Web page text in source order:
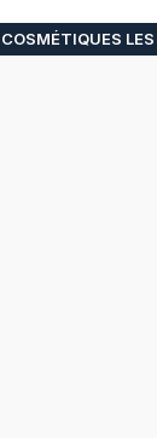
COSMÉTIQUES LES